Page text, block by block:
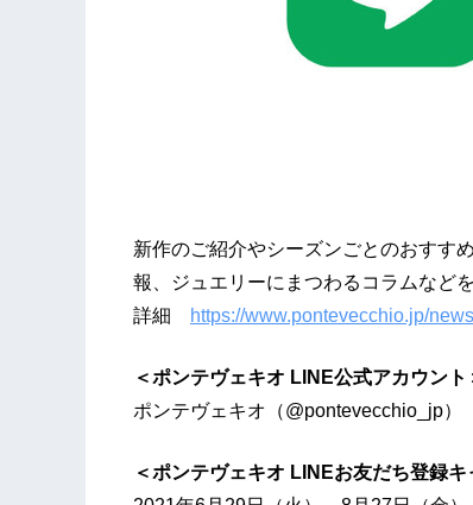
新作のご紹介やシーズンごとのおすす
報、ジュエリーにまつわるコラムなど
詳細
https://www.pontevecchio.jp/
＜ポンテヴェキオ LINE公式アカウント
ポンテヴェキオ（@pontevecchio_jp）
＜ポンテヴェキオ LINEお友だち登録キ